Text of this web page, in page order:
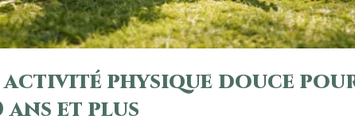
activité physique douce
et plus